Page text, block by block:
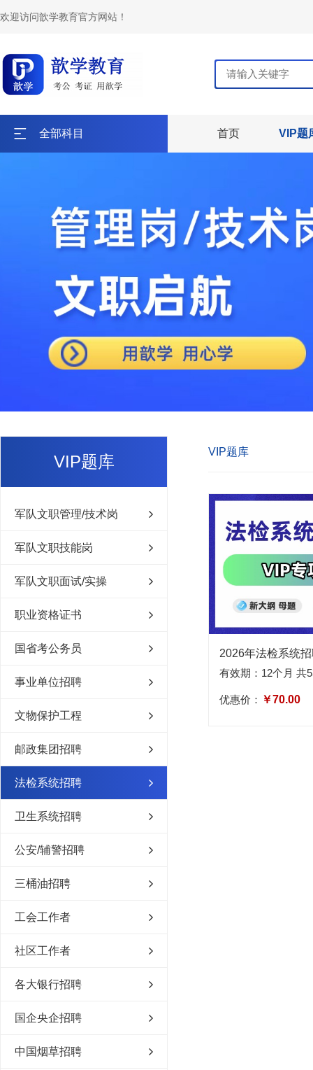
欢迎访问歆学教育官方网站！
全部科目 首页 VIP题
VIP题库
军队文职管理/技术岗
军队文职技能岗
军队文职面试/实操
职业资格证书
国省考公务员
事业单位招聘
文物保护工程
邮政集团招聘
法检系统招聘
卫生系统招聘
公安/辅警招聘
三桶油招聘
工会工作者
社区工作者
各大银行招聘
国企央企招聘
中国烟草招聘
VIP题库
2026年法检系统
有效期：12个月 共
优惠价： ￥70.00